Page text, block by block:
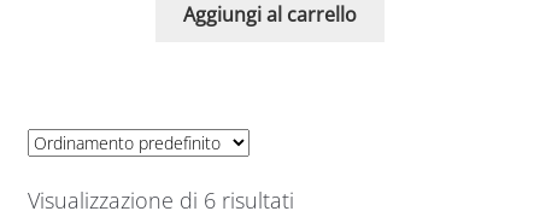
Aggiungi al carrello
Visualizzazione di 6 risultati